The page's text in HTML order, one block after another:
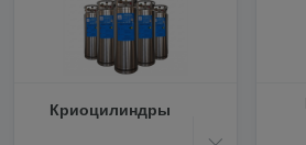
Криоцилиндры